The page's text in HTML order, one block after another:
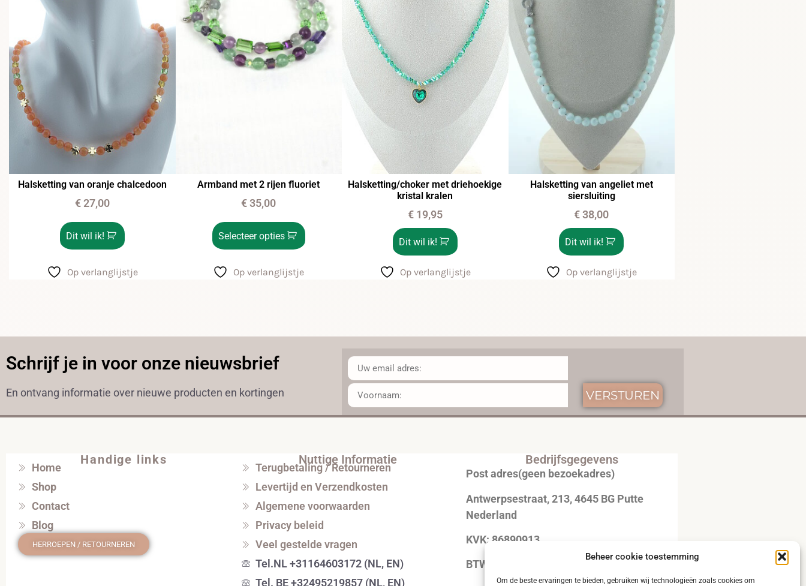
Beheer cookie toestemming
Om de beste ervaringen te bieden, gebruiken wij technologieën zoals cookies om
Halsketting van oranje chalcedoon
€27,00
Dit wil ik!
Op verlanglijstje
Armband met 2 rijen fluoriet
€35,00
Selecteer opties
Op verlanglijstje
Halsketting/choker met driehoekige
kristal kralen
€19,95
Dit wil ik!
Op verlanglijstje
Halsketting van angeliet met
siersluiting
€38,00
Dit wil ik!
Op verlanglijstje
Schrijf je in voor onze nieuwsbrief
En ontvang informatie over nieuwe producten en kortingen VERSTUREN
Handige links
Home
Shop
Contact
Blog
HERROEPEN / RETOURNEREN
Nuttige Informatie
Terugbetaling / Retourneren
Levertijd en Verzendkosten
Algemene voorwaarden
Privacy beleid
Veel gestelde vragen
Tel.NL +31164603172 (NL, EN)
Tel. BE +32495219857 (NL, EN)
Bedrijfsgegevens
Post adres(geen bezoekadres)
Antwerpsestraat, 213, 4645 BG Putte
Nederland
KVK: 86890913
BTW: NL004320792B51